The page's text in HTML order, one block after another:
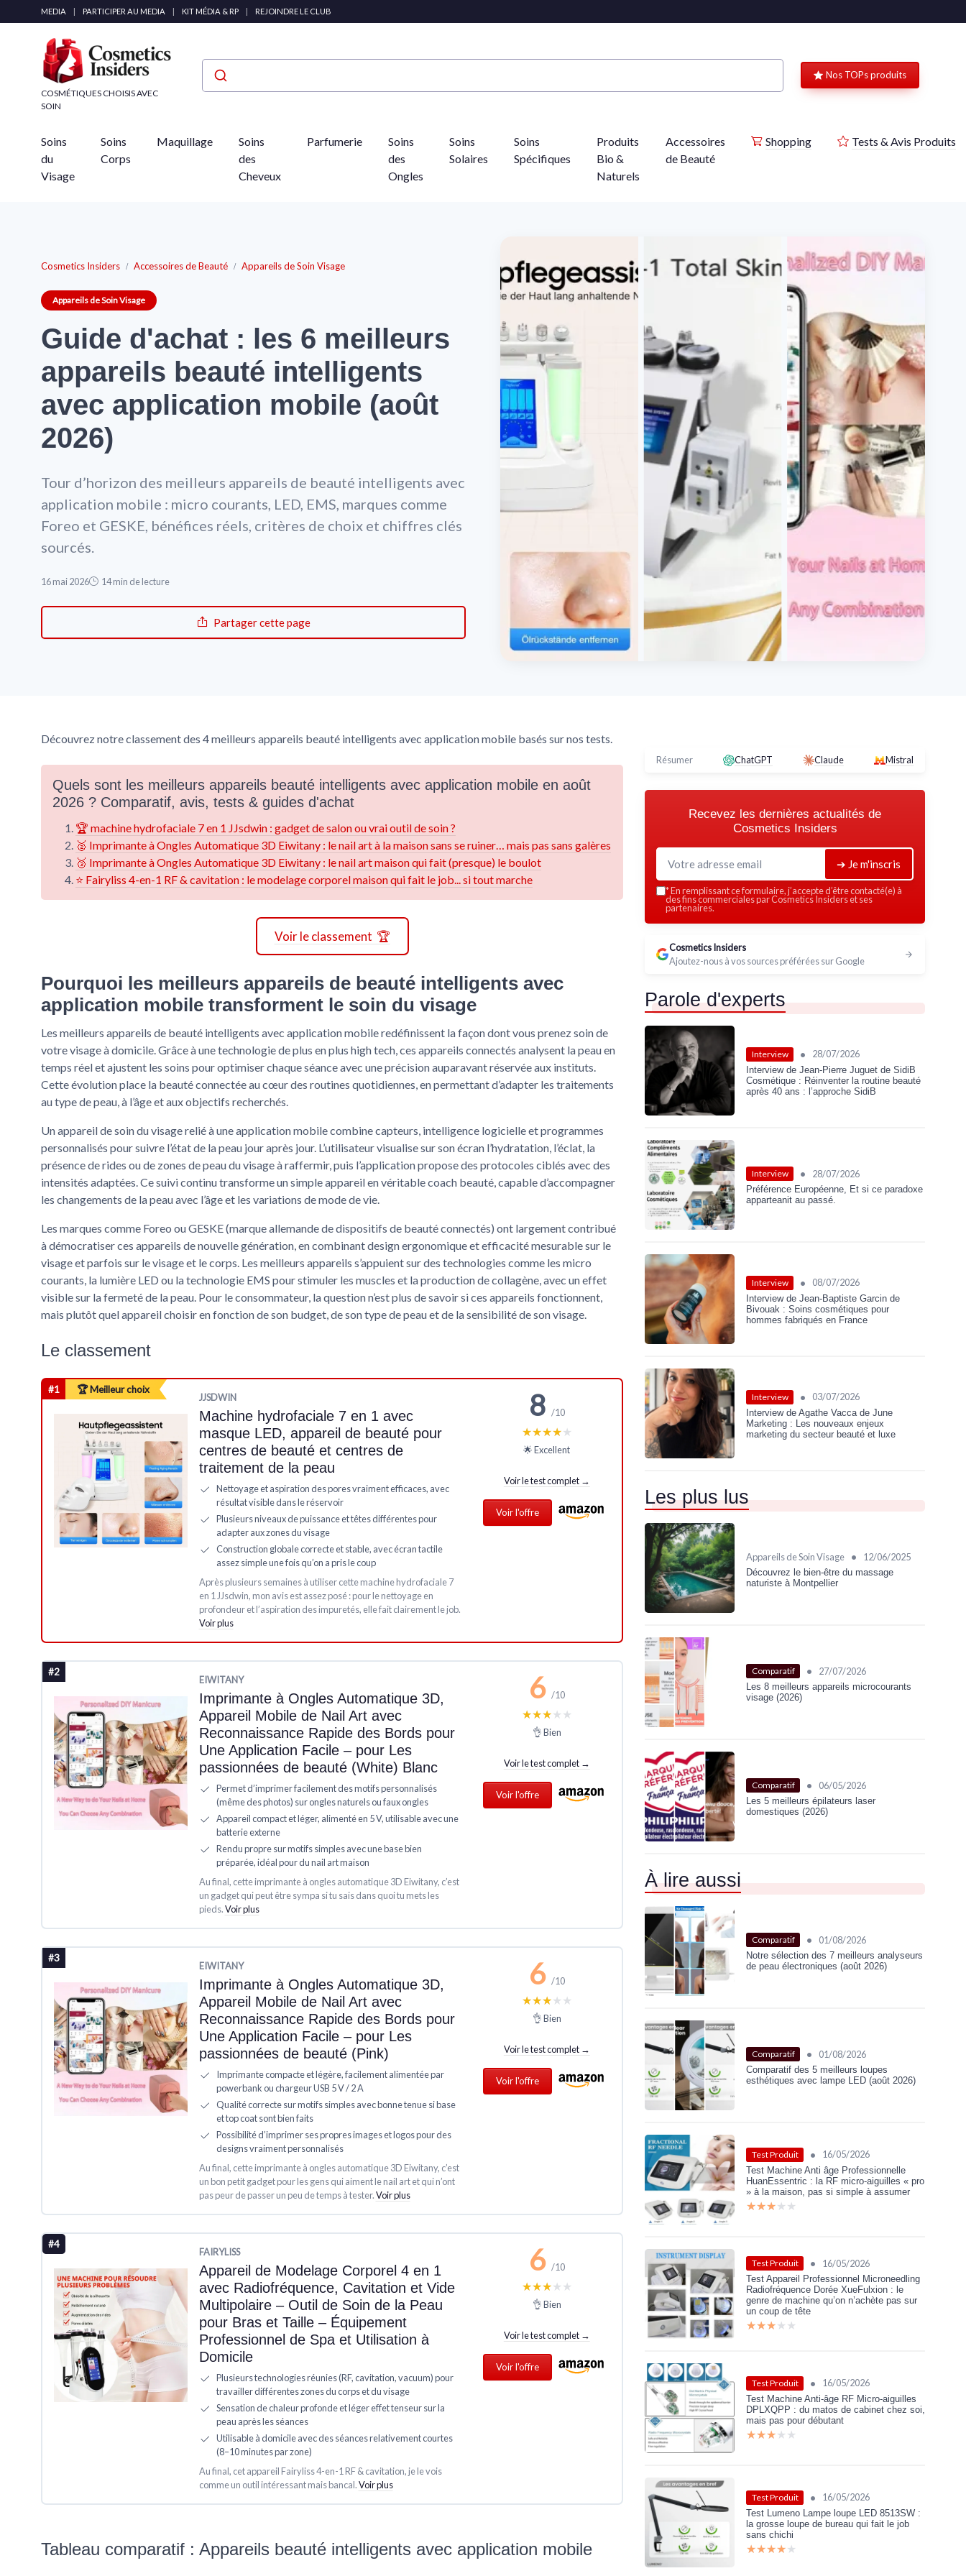
MEDIA | PARTICIPER AU MEDIA | KIT MÉDIA & RP | REJOINDRE LE CLUB
COSMÉTIQUES CHOISIS AVEC
SOIN
Nos TOPs produits
Soins
du
Visage
Soins
Corps
Maquillage
Soins
des
Cheveux
Parfumerie
Soins
des
Ongles
Soins
Solaires
Soins
Spécifiques
Produits
Bio &
Naturels
Accessoires
de Beauté
Shopping Tests & Avis Produits
Cosmetics Insiders Accessoires de Beauté Appareils de Soin Visage
Appareils de Soin Visage
Guide d'achat : les 6 meilleurs
appareils beauté intelligents
avec application mobile (août
2026)
Tour d’horizon des meilleurs appareils de beauté intelligents avec
application mobile : micro courants, LED, EMS, marques comme
Foreo et GESKE, bénéfices réels, critères de choix et chiffres clés
sourcés.
16 mai 2026 14 min de lecture
Partager cette page
Découvrez notre classement des 4 meilleurs appareils beauté intelligents avec application mobile basés sur nos tests.
Quels sont les meilleurs appareils beauté intelligents avec application mobile en août
2026 ? Comparatif, avis, tests & guides d'achat
🏆 machine hydrofaciale 7 en 1 JJsdwin : gadget de salon ou vrai outil de soin ?
🥈 Imprimante à Ongles Automatique 3D Eiwitany : le nail art à la maison sans se ruiner… mais pas sans galères
🥉 Imprimante à Ongles Automatique 3D Eiwitany : le nail art maison qui fait (presque) le boulot
⭐ Fairyliss 4-en-1 RF & cavitation : le modelage corporel maison qui fait le job... si tout marche
Voir le classement 🏆
Pourquoi les meilleurs appareils de beauté intelligents avec
application mobile transforment le soin du visage
Les meilleurs appareils de beauté intelligents avec application mobile redéfinissent la façon dont vous prenez soin de
votre visage à domicile. Grâce à une technologie de plus en plus high tech, ces appareils connectés analysent la peau en
temps réel et ajustent les soins pour optimiser chaque séance avec une précision auparavant réservée aux instituts.
Cette évolution place la beauté connectée au cœur des routines quotidiennes, en permettant d’adapter les traitements
au type de peau, à l’âge et aux objectifs recherchés.
Un appareil de soin du visage relié à une application mobile combine capteurs, intelligence logicielle et programmes
personnalisés pour suivre l’état de la peau jour après jour. L’utilisateur visualise sur son écran l’hydratation, l’éclat, la
présence de rides ou de zones de peau du visage à raffermir, puis l’application propose des protocoles ciblés avec des
intensités adaptées. Ce suivi continu transforme un simple appareil en véritable coach beauté, capable d’accompagner
les changements de la peau avec l’âge et les variations de mode de vie.
Les marques comme Foreo ou GESKE (marque allemande de dispositifs de beauté connectés) ont largement contribué
à démocratiser ces appareils de nouvelle génération, en combinant design ergonomique et efficacité mesurable sur le
visage et parfois sur le visage et le corps. Les meilleurs appareils s’appuient sur des technologies comme les micro
courants, la lumière LED ou la technologie EMS pour stimuler les muscles et la production de collagène, avec un effet
visible sur la fermeté de la peau. Pour le consommateur, la question n’est plus de savoir si ces appareils fonctionnent,
mais plutôt quel appareil choisir en fonction de son budget, de son type de peau et de la sensibilité de son visage.
Le classement
#1 🏆 Meilleur choix
‎JJSDWIN
Machine hydrofaciale 7 en 1 avec
masque LED, appareil de beauté pour
centres de beauté et centres de
traitement de la peau
Nettoyage et aspiration des pores vraiment efficaces, avec
résultat visible dans le réservoir
Plusieurs niveaux de puissance et têtes différentes pour
adapter aux zones du visage
Construction globale correcte et stable, avec écran tactile
assez simple une fois qu’on a pris le coup
Après plusieurs semaines à utiliser cette machine hydrofaciale 7
en 1 JJsdwin, mon avis est assez posé : pour le nettoyage en
profondeur et l’aspiration des impuretés, elle fait clairement le job.
Voir plus
8 /10
★★★★★
★★★★★
🌟 Excellent
Voir le test complet →
Voir l'offre
#2
‎EIWITANY
Imprimante à Ongles Automatique 3D,
Appareil Mobile de Nail Art avec
Reconnaissance Rapide des Bords pour
Une Application Facile – pour Les
passionnées de beauté (White) Blanc
Permet d’imprimer facilement des motifs personnalisés
(même des photos) sur ongles naturels ou faux ongles
Appareil compact et léger, alimenté en 5 V, utilisable avec une
batterie externe
Rendu propre sur motifs simples avec une base bien
préparée, idéal pour du nail art maison
Au final, cette imprimante à ongles automatique 3D Eiwitany, c’est
un gadget qui peut être sympa si tu sais dans quoi tu mets les
pieds.Voir plus
6 /10
★★★★★
★★★★★
👌 Bien
Voir le test complet →
Voir l'offre
#3
‎EIWITANY
Imprimante à Ongles Automatique 3D,
Appareil Mobile de Nail Art avec
Reconnaissance Rapide des Bords pour
Une Application Facile – pour Les
passionnées de beauté (Pink)
Imprimante compacte et légère, facilement alimentée par
powerbank ou chargeur USB 5 V / 2 A
Qualité correcte sur motifs simples avec bonne tenue si base
et top coat sont bien faits
Possibilité d’imprimer ses propres images et logos pour des
designs vraiment personnalisés
Au final, cette imprimante à ongles automatique 3D Eiwitany, c’est
un bon petit gadget pour les gens qui aiment le nail art et qui n’ont
pas peur de passer un peu de temps à tester.Voir plus
6 /10
★★★★★
★★★★★
👌 Bien
Voir le test complet →
Voir l'offre
#4
‎FAIRYLISS
Appareil de Modelage Corporel 4 en 1
avec Radiofréquence, Cavitation et Vide
Multipolaire – Outil de Soin de la Peau
pour Bras et Taille – Équipement
Professionnel de Spa et Utilisation à
Domicile
Plusieurs technologies réunies (RF, cavitation, vacuum) pour
travailler différentes zones du corps et du visage
Sensation de chaleur profonde et léger effet tenseur sur la
peau après les séances
Utilisable à domicile avec des séances relativement courtes
(8–10 minutes par zone)
Au final, cet appareil Fairyliss 4-en-1 RF & cavitation, je le vois
comme un outil intéressant mais bancal.Voir plus
6 /10
★★★★★
★★★★★
👌 Bien
Voir le test complet →
Voir l'offre
Tableau comparatif : Appareils beauté intelligents avec application mobile
Résumer ChatGPT Claude Mistral
Recevez les dernières actualités de
Cosmetics Insiders
➔ Je m'inscris
*En remplissant ce formulaire, j’accepte d’être contacté(e) à
des fins commerciales par Cosmetics Insiders et ses
partenaires.
Cosmetics Insiders
Ajoutez-nous à vos sources préférées sur Google
Parole d'experts
Interview • 28/07/2026
Interview de Jean-Pierre Juguet de SidiB
Cosmétique : Réinventer la routine beauté
après 40 ans : l’approche SidiB
Interview • 28/07/2026
Préférence Européenne, Et si ce paradoxe
apparteanit au passé.
Interview • 08/07/2026
Interview de Jean-Baptiste Garcin de
Bivouak : Soins cosmétiques pour
hommes fabriqués en France
Interview • 03/07/2026
Interview de Agathe Vacca de June
Marketing : Les nouveaux enjeux
marketing du secteur beauté et luxe
Les plus lus
Appareils de Soin Visage • 12/06/2025
Découvrez le bien-être du massage
naturiste à Montpellier
Comparatif • 27/07/2026
Les 8 meilleurs appareils microcourants
visage (2026)
Comparatif • 06/05/2026
Les 5 meilleurs épilateurs laser
domestiques (2026)
À lire aussi
Comparatif • 01/08/2026
Notre sélection des 7 meilleurs analyseurs
de peau électroniques (août 2026)
Comparatif • 01/08/2026
Comparatif des 5 meilleurs loupes
esthétiques avec lampe LED (août 2026)
Test Produit • 16/05/2026
Test Machine Anti âge Professionnelle
HuanEssentric : la RF micro-aiguilles « pro
» à la maison, pas si simple à assumer
★★★★★
★★★★★
Test Produit • 16/05/2026
Test Appareil Professionnel Microneedling
Radiofréquence Dorée XueFulxion : le
genre de machine qu’on n’achète pas sur
un coup de tête
★★★★★
★★★★★
Test Produit • 16/05/2026
Test Machine Anti-âge RF Micro-aiguilles
DPLXQPP : du matos de cabinet chez soi,
mais pas pour débutant
★★★★★
★★★★★
Test Produit • 16/05/2026
Test Lumeno Lampe loupe LED 8513SW :
la grosse loupe de bureau qui fait le job
sans chichi
★★★★★
★★★★★
Panneau de gestion des cookies